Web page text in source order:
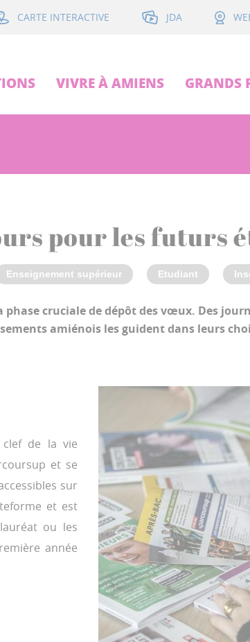
CARTE INTERACTIVE JDA
VIVRE À AMIENS GRANDS
pour les futurs
Enseignement supérieur Etudiant
cruciale de dépôt des vœux. Des
amiénois les guident dans leurs
clef de la vie
et se
sur
et est
ou les
année